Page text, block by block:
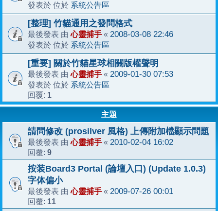
發表於 位於 系統公告區
[整理] 竹貓通用之發問格式
最後發表 由心靈捕手 « 2008-03-08 22:46
發表於 位於 系統公告區
[重要] 關於竹貓星球相關版權聲明
最後發表 由心靈捕手 « 2009-01-30 07:53
發表於 位於 系統公告區
回覆: 1
主題
請問修改 (prosilver 風格) 上傳附加檔顯示問題
最後發表 由心靈捕手 « 2010-02-04 16:02
回覆: 9
按装Board3 Portal (論壇入口) (Update 1.0.3)
字体偏小
最後發表 由心靈捕手 « 2009-07-26 00:01
回覆: 11